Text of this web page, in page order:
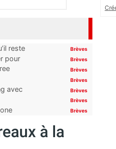
reste
Brèves
pour
Brèves
Brèves
Brèves
avec
Brèves
Brèves
Brèves
à la